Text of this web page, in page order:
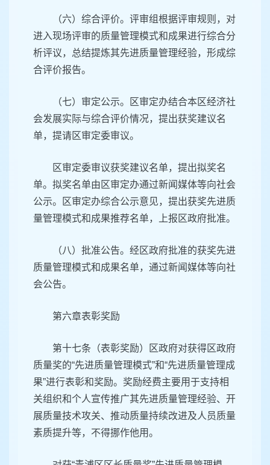
（六）综合评价。评审组根据评审规则，对
进入现场评审的质量管理模式和成果进行综合分
析评议，总结提炼其先进质量管理经验，形成综
合评价报告。
（七）审定公示。区审定办结合本区经济社
会发展实际与综合评价情况，提出获奖建议名
单，提请区审定委审议。
区审定委审议获奖建议名单，提出拟奖名
单。拟奖名单由区审定办通过新闻媒体等向社会
公示。区审定办综合公示意见，提出获奖先进质
量管理模式和成果推荐名单，上报区政府批准。
（八）批准公告。经区政府批准的获奖先进
质量管理模式和成果名单，通过新闻媒体等向社
会公告。
第六章表彰奖励
第十七条（表彰奖励）区政府对获得区政府
质量奖的“先进质量管理模式”和“先进质量管理成
果”进行表彰和奖励。奖励经费主要用于支持相
关组织和个人宣传推广其先进质量管理经验、开
展质量技术攻关、推动质量持续改进及人员质量
素质提升等，不得挪作他用。